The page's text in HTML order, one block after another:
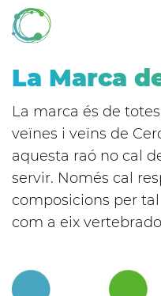
Vés
contingut
La Marca
La marca és de
veïnes i veïns de
aquesta raó no cal
servir. Només cal
composicions per
com a eix